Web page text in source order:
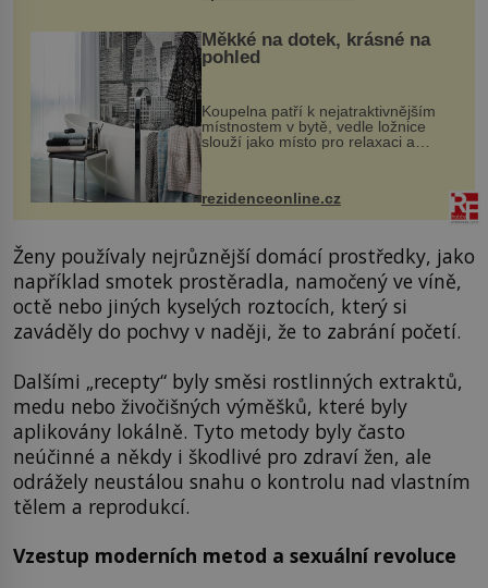
Měkké na dotek, krásné na
pohled
Koupelna patří k nejatraktivnějším
místnostem v bytě, vedle ložnice
slouží jako místo pro relaxaci a
odpočinek. Koupelnový textil –
ručníky, osušky a koberečky –
mohou jako mávnutím kouzelného
proutku...
rezidenceonline.cz
Ženy používaly nejrůznější domácí prostředky, jako
například smotek prostěradla, namočený ve víně,
octě nebo jiných kyselých roztocích, který si
zaváděly do pochvy v naději, že to zabrání početí.
Dalšími „recepty“ byly směsi rostlinných extraktů,
medu nebo živočišných výměšků, které byly
aplikovány lokálně. Tyto metody byly často
neúčinné a někdy i škodlivé pro zdraví žen, ale
odrážely neustálou snahu o kontrolu nad vlastním
tělem a reprodukcí.
Vzestup moderních metod a sexuální revoluce